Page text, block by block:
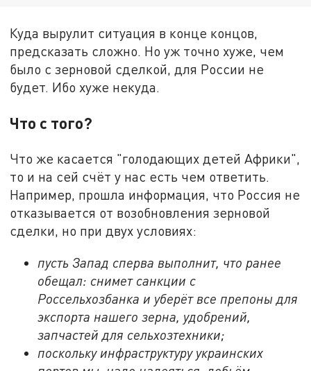
Куда вырулит ситуация в конце концов,
предсказать сложно. Но уж точно хуже, чем
было с зерновой сделкой, для России не
будет. Ибо хуже некуда.
Что с того?
Что же касается "голодающих детей Африки",
то и на сей счёт у нас есть чем ответить.
Например, прошла информация, что Россия не
отказывается от возобновления зерновой
сделки, но при двух условиях:
пусть Запад сперва выполнит, что ранее
обещал: снимет санкции с
Россельхозбанка и уберёт все препоны для
экспорта нашего зерна, удобрений,
запчастей для сельхозтехники;
поскольку инфраструктуру украинских